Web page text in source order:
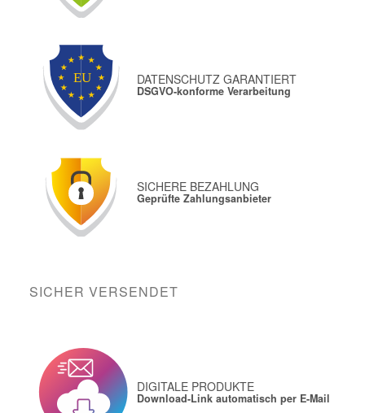
DATENSCHUTZ GARANTIERT
DSGVO-konforme Verarbeitung
SICHERE BEZAHLUNG
Geprüfte Zahlungsanbieter
SICHER VERSENDET
DIGITALE PRODUKTE
Download-Link automatisch per E-Mail